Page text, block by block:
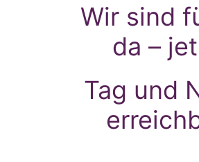
Wir sind
da –
Tag und